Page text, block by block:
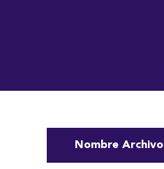
Nombre Archivo